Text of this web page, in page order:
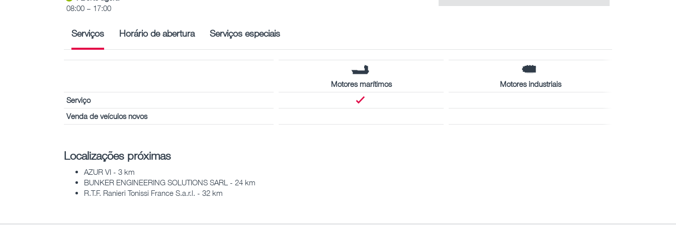
08:00 – 17:00
Serviços Horário de abertura Serviços especiais
Motores marítimos
Motores industriais
Serviço
Venda de veículos novos
Localizações próximas
AZUR VI - 3 km
BUNKER ENGINEERING SOLUTIONS SARL - 24 km
R.T.F. Ranieri Tonissi France S.a.r.l. - 32 km